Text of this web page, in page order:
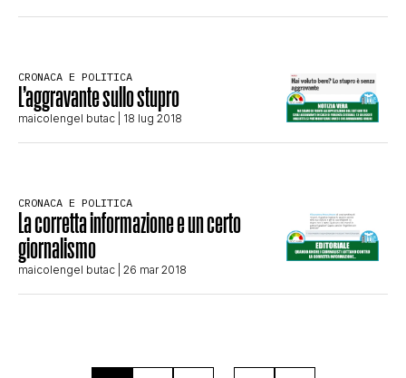
CRONACA E POLITICA
L’aggravante sullo stupro
maicolengel butac | 18 lug 2018
CRONACA E POLITICA
La corretta informazione e un certo
giornalismo
maicolengel butac | 26 mar 2018